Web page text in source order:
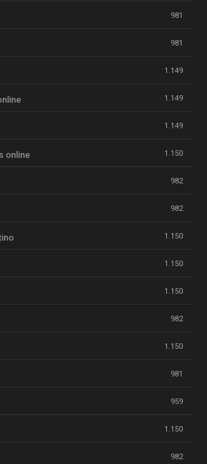
981
981
1.149
1.149
1.149
online 1.150
982
982
1.150
1.150
1.150
982
1.150
981
959
1.150
982